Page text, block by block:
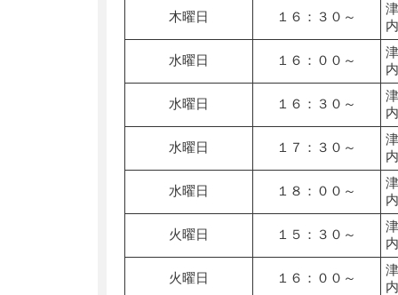
木曜日 １６：３０～
水曜日 １６：００～
水曜日 １６：３０～
水曜日 １７：３０～
水曜日 １８：００～
火曜日 １５：３０～
火曜日 １６：００～